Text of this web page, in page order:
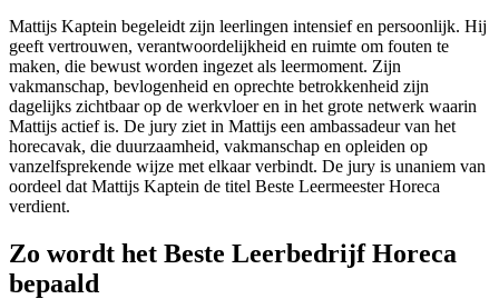
Mattijs Kaptein begeleidt zijn leerlingen intensief en persoonlijk. Hij
geeft vertrouwen, verantwoordelijkheid en ruimte om fouten te
maken, die bewust worden ingezet als leermoment. Zijn
vakmanschap, bevlogenheid en oprechte betrokkenheid zijn
dagelijks zichtbaar op de werkvloer en in het grote netwerk waarin
Mattijs actief is. De jury ziet in Mattijs een ambassadeur van het
horecavak, die duurzaamheid, vakmanschap en opleiden op
vanzelfsprekende wijze met elkaar verbindt. De jury is unaniem van
oordeel dat Mattijs Kaptein de titel Beste Leermeester Horeca
verdient.
Zo wordt het Beste Leerbedrijf Horeca
bepaald